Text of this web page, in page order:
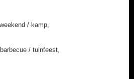
/ kamp,
/ tuinfeest,